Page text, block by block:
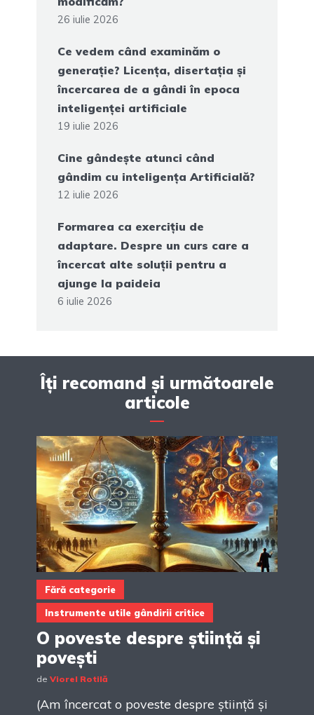
26 iulie 2026
Ce vedem când examinăm o
generație? Licența, disertația și
încercarea de a gândi în epoca
inteligenței artificiale
19 iulie 2026
Cine gândește atunci când
gândim cu inteligența Artificială?
12 iulie 2026
Formarea ca exercițiu de
adaptare. Despre un curs care a
încercat alte soluții pentru a
ajunge la paideia
6 iulie 2026
Îți recomand și următoarele
articole
Fără categorie
Instrumente utile gândirii critice
O poveste despre știință și
povești
de Viorel Rotilă
(Am încercat o poveste despre știință și